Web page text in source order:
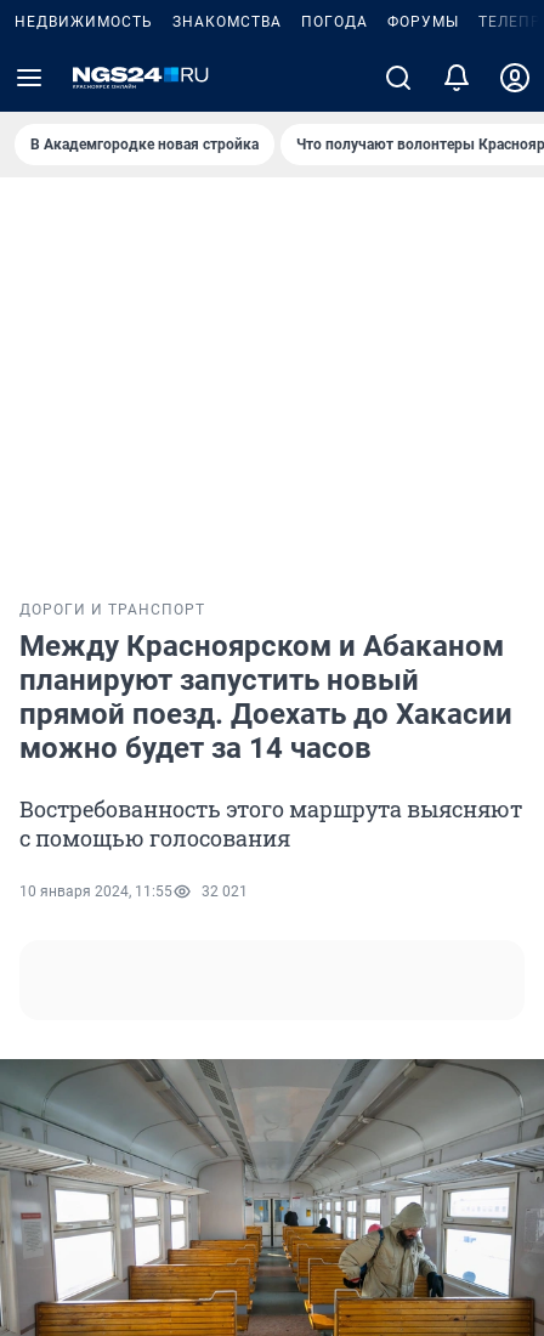
НЕДВИЖИМОСТЬ ЗНАКОМСТВА ПОГОДА ФОРУМЫ
В Академгородке новая стройка Что получают волонтеры
ДОРОГИ И ТРАНСПОРТ
Между Красноярском и Абаканом
планируют запустить новый
прямой поезд. Доехать до Хакасии
можно будет за 14 часов
Востребованность этого маршрута выясняют
с помощью голосования
10 января 2024, 11:55 32 021